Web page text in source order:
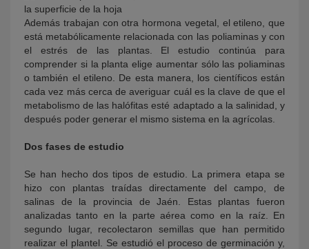
Además trabajan con otra hormona vegetal, el etileno, que
está metabólicamente relacionada con las poliaminas y con
el estrés de las plantas. El estudio continúa para
comprender si la planta elige aumentar sólo las poliaminas
o también el etileno. De esta manera, los científicos están
cada vez más cerca de averiguar cuál es la clave de que el
metabolismo de las halófitas esté adaptado a la salinidad, y
después poder generar el mismo sistema en la agrícolas.
Dos fases de estudio
Se han hecho dos tipos de estudio. La primera etapa se
hizo con plantas traídas directamente del campo, de
salinas de la provincia de Jaén. Estas plantas fueron
analizadas tanto en la parte aérea como en la raíz. En
segundo lugar, recolectaron semillas que han permitido
realizar el plantel. Se estudió el proceso de germinación y,